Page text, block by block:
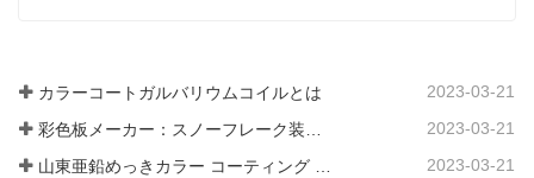
カラーコートガルバリウムコイルとは 2023-03-21
2023-03-21
山東亜鉛めっきカラー コーティング シート メーカーは、そのソフトウェアについて説明します。 2023-03-21